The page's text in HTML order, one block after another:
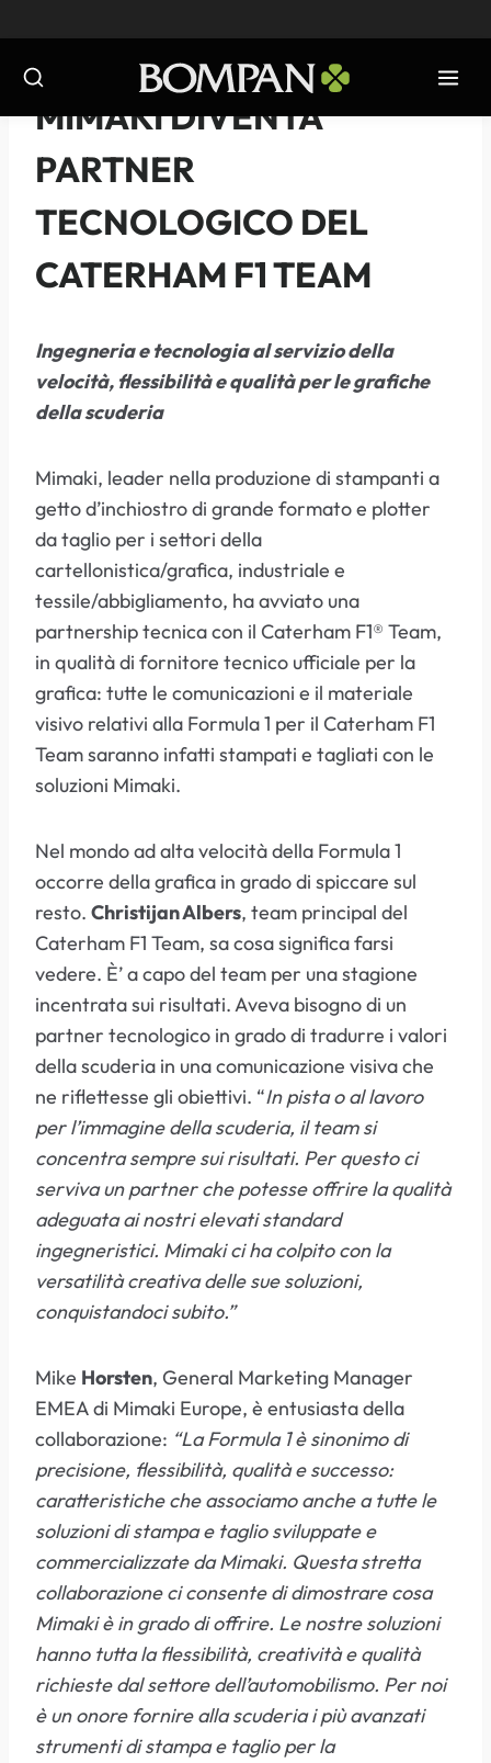
al
contenuto
NOTIZIE 2014
MIMAKI DIVENTA
PARTNER
TECNOLOGICO DEL
CATERHAM F1 TEAM
Ingegneria e tecnologia al servizio della
velocità, flessibilità e qualità per le grafiche
della scuderia
Mimaki, leader nella produzione di stampanti a
getto d’inchiostro di grande formato e plotter
da taglio per i settori della
cartellonistica/grafica, industriale e
tessile/abbigliamento, ha avviato una
partnership tecnica con il Caterham F1® Team,
in qualità di fornitore tecnico ufficiale per la
grafica: tutte le comunicazioni e il materiale
visivo relativi alla Formula 1 per il Caterham F1
Team saranno infatti stampati e tagliati con le
soluzioni Mimaki.
Nel mondo ad alta velocità della Formula 1
occorre della grafica in grado di spiccare sul
resto. Christijan Albers, team principal del
Caterham F1 Team, sa cosa significa farsi
vedere. È’ a capo del team per una stagione
incentrata sui risultati. Aveva bisogno di un
partner tecnologico in grado di tradurre i valori
della scuderia in una comunicazione visiva che
ne riflettesse gli obiettivi. “In pista o al lavoro
per l’immagine della scuderia, il team si
concentra sempre sui risultati. Per questo ci
serviva un partner che potesse offrire la qualità
adeguata ai nostri elevati standard
ingegneristici. Mimaki ci ha colpito con la
versatilità creativa delle sue soluzioni,
conquistandoci subito.”
Mike Horsten, General Marketing Manager
EMEA di Mimaki Europe, è entusiasta della
collaborazione: “La Formula 1 è sinonimo di
precisione, flessibilità, qualità e successo:
caratteristiche che associamo anche a tutte le
soluzioni di stampa e taglio sviluppate e
commercializzate da Mimaki. Questa stretta
collaborazione ci consente di dimostrare cosa
Mimaki è in grado di offrire. Le nostre soluzioni
hanno tutta la flessibilità, creatività e qualità
richieste dal settore dell’automobilismo. Per noi
è un onore fornire alla scuderia i più avanzati
strumenti di stampa e taglio per la